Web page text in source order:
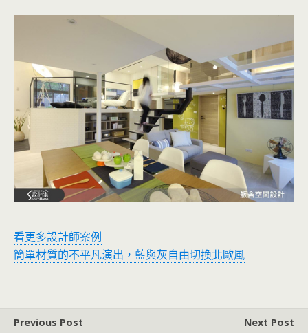
看更多設計師案例
簡單材質的不平凡演出，藍與灰自由切換北歐風
Previous Post Next Post